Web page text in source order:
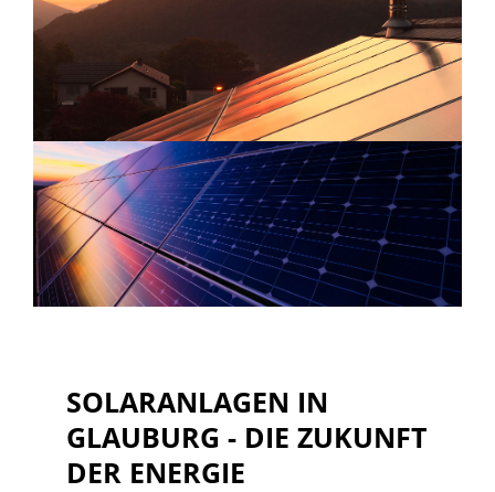
SOLARANLAGEN IN
GLAUBURG - DIE ZUKUNFT
DER ENERGIE